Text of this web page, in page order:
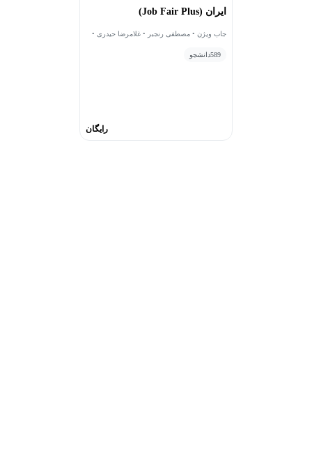
ایران (Job Fair Plus)
جاب ویژن • مصطفی رنجبر • غلامرضا حیدری •
چیت‌ساز • سامان هاشمی • عادله باغبان • آرمان
589دانشجو
رایگان